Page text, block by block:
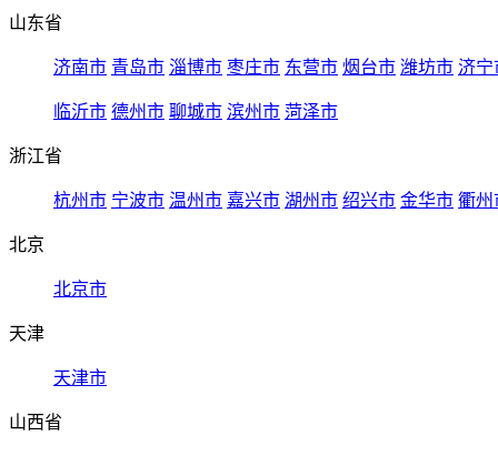
山东省
济南市 青岛市 淄博市 枣庄市 东营市 烟台市 潍坊市 济宁
临沂市 德州市 聊城市 滨州市 菏泽市
浙江省
杭州市 宁波市 温州市 嘉兴市 湖州市 绍兴市 金华市 衢州
北京
北京市
天津
天津市
山西省